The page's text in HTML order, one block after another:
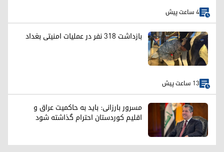
4 ساعت پیش
بازداشت ۳۱۸ نفر در عملیات امنیتی بغداد
13 ساعت پیش
مسرور بارزانی: باید به حاکمیت عراق و
اقلیم کوردستان احترام گذاشته شود